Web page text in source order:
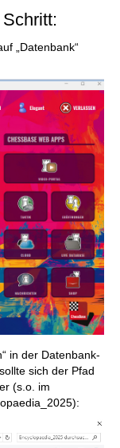
„Datenbank“
in der Datenbank-
sich der Pfad
(s.o. im